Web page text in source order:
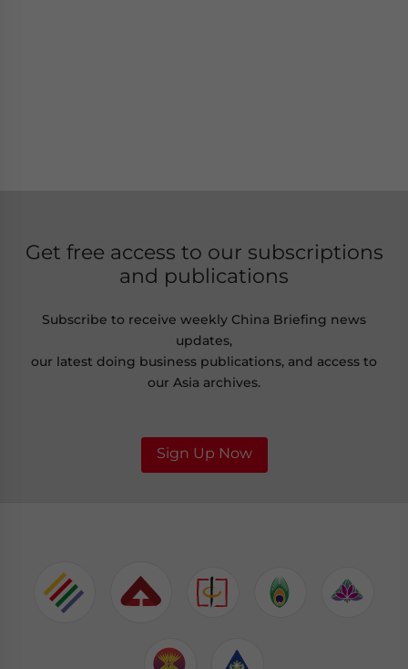
Get free access to our subscriptions
and publications
Subscribe to receive weekly China Briefing news
updates,
our latest doing business publications, and access to
our Asia archives.
Sign Up Now